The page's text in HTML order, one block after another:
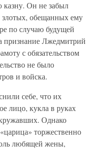
казну. Он не забыл
обещанных ему
по случаю будущей
признание Лжедмитрий
с обязательством
не было
и войска.
себе, что их
лицо, кукла в руках
Однако
торжественно
любящей жены,